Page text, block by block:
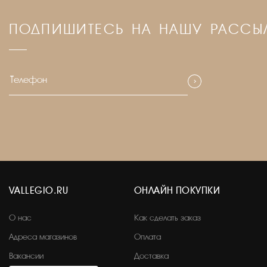
ПОДПИШИТЕСЬ НА НАШУ
VALLEGIO.RU
О нас
Адреса магазинов
Вакансии
ОНЛАЙН ПОКУПКИ
Как сделать заказ
Оплата
Доставка